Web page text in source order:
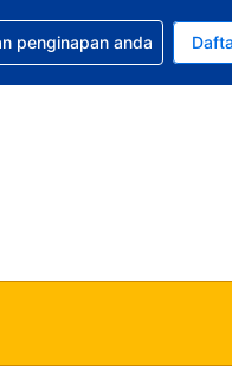
semasa anda adalah
semasa anda adalah
bagi tempahan
penginapan anda